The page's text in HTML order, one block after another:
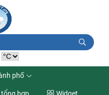
phố